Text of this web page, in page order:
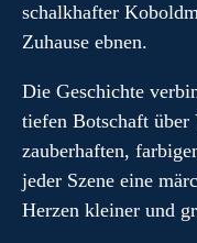
schalkhafter
Zuhause ebnen.
Die Geschichte
tiefen Botschaft über
zauberhaften,
jeder Szene eine
Herzen kleiner und